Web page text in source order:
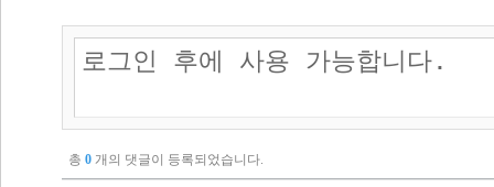
총 0 개의 댓글이 등록되었습니다.